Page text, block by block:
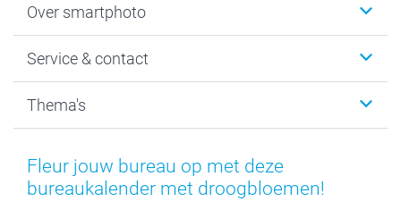
Fotoboeken
Fotocadeaus
Kaarten
Over smartphoto
Vacatures
Bestelproces
Herroepingsrecht
Privacy
Service & contact
Tevredenheidsgarantie
Mijn orderstatus
smartbonus
Thema's
Baby
Moederdag
Fleur jouw bureau op met deze
bureaukalender met droogbloemen!